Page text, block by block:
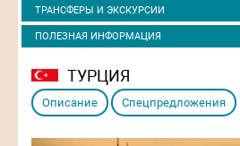
ТРАНСФЕРЫ И ЭКСКУРСИИ
ПОЛЕЗНАЯ ИНФОРМАЦИЯ
ТУРЦИЯ
Описание Спецпредложения